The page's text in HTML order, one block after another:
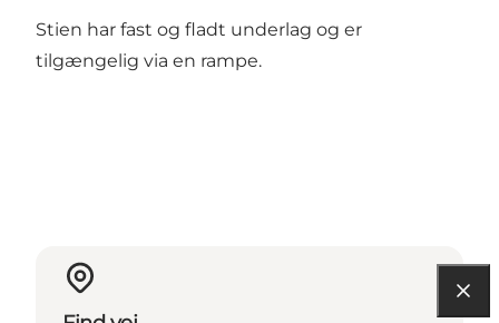
Stien har fast og fladt underlag og er
tilgængelig via en rampe.